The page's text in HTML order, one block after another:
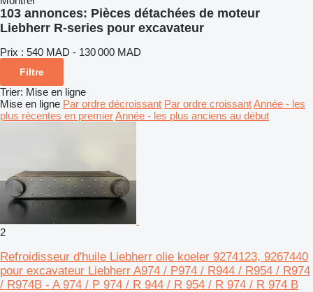
103 annonces: Pièces détachées de moteur
Liebherr R-series pour excavateur
Prix : 540 MAD - 130 000 MAD
Filtre
Trier: Mise en ligne
Mise en ligne Par ordre décroissant Par ordre croissantAnnée - les
plus récentes en premierAnnée - les plus anciens au début
2
Refroidisseur d'huile Liebherr olie koeler 9274123, 9267440
pour excavateur Liebherr A974 / P974 / R944 / R954 / R974
/ R974B - A 974 / P 974 / R 944 / R 954 / R 974 / R 974 B